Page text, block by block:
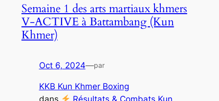
Semaine 1 des arts martiaux khmers
V-ACTIVE à Battambang (Kun
Khmer)
Oct 6, 2024—par
KKB Kun Khmer Boxing
dans
Résultats & Combats Kun